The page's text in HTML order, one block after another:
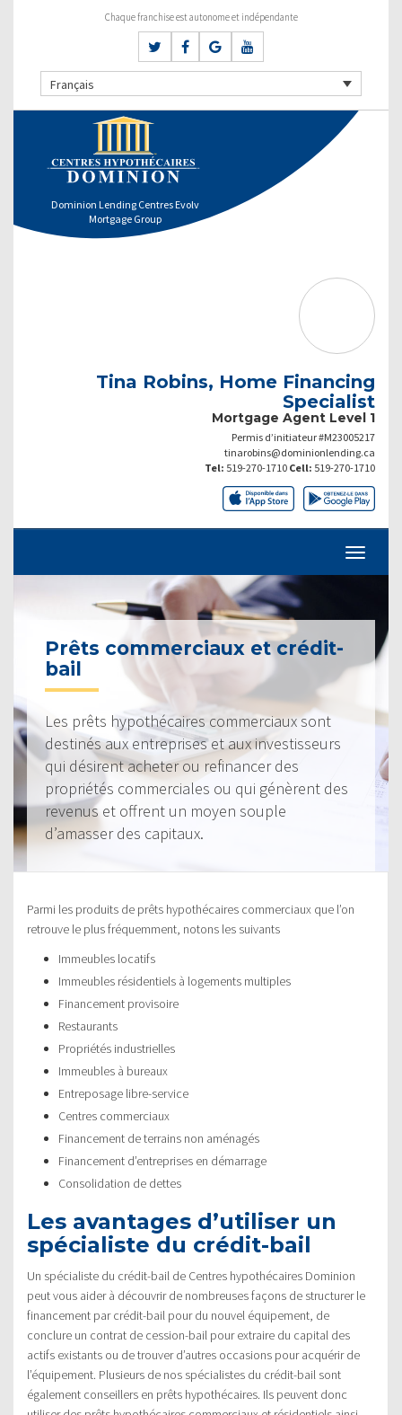
Chaque franchise est autonome et indépendante
Français
Dominion Lending Centres Evolv
Mortgage Group
Tina Robins, Home Financing
Specialist
Mortgage Agent Level 1
Permis d’initiateur #M23005217
tinarobins@dominionlending.ca
Tel: 519-270-1710 Cell: 519-270-1710
Prêts commerciaux et crédit-
bail
Les prêts hypothécaires commerciaux sont
destinés aux entreprises et aux investisseurs
qui désirent acheter ou refinancer des
propriétés commerciales ou qui génèrent des
revenus et offrent un moyen souple
d’amasser des capitaux.
Parmi les produits de prêts hypothécaires commerciaux que l’on
retrouve le plus fréquemment, notons les suivants
Immeubles locatifs
Immeubles résidentiels à logements multiples
Financement provisoire
Restaurants
Propriétés industrielles
Immeubles à bureaux
Entreposage libre-service
Centres commerciaux
Financement de terrains non aménagés
Financement d’entreprises en démarrage
Consolidation de dettes
Les avantages d’utiliser un
spécialiste du crédit-bail
Un spécialiste du crédit-bail de Centres hypothécaires Dominion
peut vous aider à découvrir de nombreuses façons de structurer le
financement par crédit-bail pour du nouvel équipement, de
conclure un contrat de cession-bail pour extraire du capital des
actifs existants ou de trouver d’autres occasions pour acquérir de
l’équipement. Plusieurs de nos spécialistes du crédit-bail sont
également conseillers en prêts hypothécaires. Ils peuvent donc